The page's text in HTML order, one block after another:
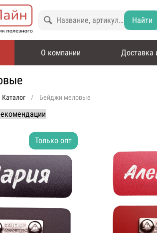
Найти
О компании Доставка
Каталог Бейджи меловые
Только опт